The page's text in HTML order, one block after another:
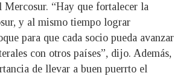
Mercosur. “Hay que fortalecer la
y al mismo tiempo lograr
para que cada socio pueda avanzar
con otros países”, dijo. Además,
de llevar a buen puerrto el